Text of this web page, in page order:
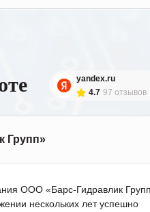
yandex.ru
4.7 97 отзывов
Групп»
ООО «Барс-Гидравлик
нескольких лет успешно